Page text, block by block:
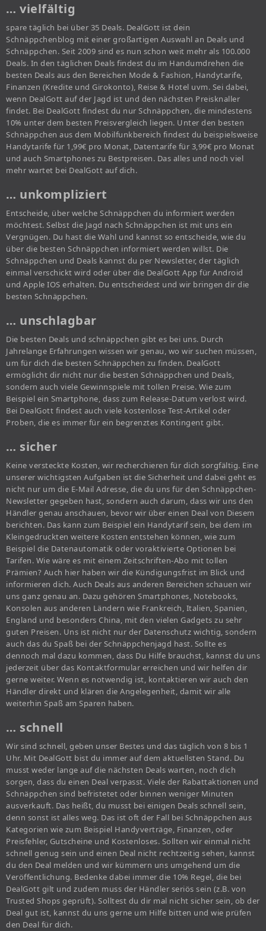
… vielfältig
spare täglich bei über 35 Deals. DealGott ist dein
Schnäppchenblog mit einer großartigen Auswahl an Deals und
Schnäppchen. Seit 2009 sind es nun schon weit mehr als 100.000
Deals. In den täglichen Deals findest du im Handumdrehen die
besten Deals aus den Bereichen Mode & Fashion, Handytarife,
Finanzen (Kredite und Girokonto), Reise & Hotel uvm. Sei dabei,
wenn DealGott auf der Jagd ist und den nächsten Preisknaller
findet. Bei DealGott findest du nur Schnäppchen, die mindestens
10% unter dem besten Preisvergleich liegen. Unter den besten
Schnäppchen aus dem Mobilfunkbereich findest du beispielsweise
Handytarife für 1,99€ pro Monat, Datentarife für 3,99€ pro Monat
und auch Smartphones zu Bestpreisen. Das alles und noch viel
mehr wartet bei DealGott auf dich.
… unkompliziert
Entscheide, über welche Schnäppchen du informiert werden
möchtest. Selbst die Jagd nach Schnäppchen ist mit uns ein
Vergnügen. Du hast die Wahl und kannst so entscheide, wie du
über die besten Schnäppchen informiert werden willst. Die
Schnäppchen und Deals kannst du per Newsletter, der täglich
einmal verschickt wird oder über die DealGott App für Android
und Apple IOS erhalten. Du entscheidest und wir bringen dir die
besten Schnäppchen.
… unschlagbar
Die besten Deals und schnäppchen gibt es bei uns. Durch
Jahrelange Erfahrungen wissen wir genau, wo wir suchen müssen,
um für dich die besten Schnäppchen zu finden. DealGott
ermöglicht dir nicht nur die besten Schnäppchen und Deals,
sondern auch viele Gewinnspiele mit tollen Preise. Wie zum
Beispiel ein Smartphone, dass zum Release-Datum verlost wird.
Bei DealGott findest auch viele kostenlose Test-Artikel oder
Proben, die es immer für ein begrenztes Kontingent gibt.
… sicher
Keine versteckte Kosten, wir recherchieren für dich sorgfältig. Eine
unserer wichtigsten Aufgaben ist die Sicherheit und dabei geht es
nicht nur um die E-Mail Adresse, die du uns für den Schnäppchen-
Newsletter gegeben hast, sondern auch darum, dass wir uns den
Händler genau anschauen, bevor wir über einen Deal von Diesem
berichten. Das kann zum Beispiel ein Handytarif sein, bei dem im
Kleingedruckten weitere Kosten entstehen können, wie zum
Beispiel die Datenautomatik oder voraktivierte Optionen bei
Tarifen. Wie wäre es mit einem Zeitschriften-Abo mit tollen
Prämien? Auch hier haben wir die Kündigungsfrist im Blick und
informieren dich. Auch Deals aus anderen Bereichen schauen wir
uns ganz genau an. Dazu gehören Smartphones, Notebooks,
Konsolen aus anderen Ländern wie Frankreich, Italien, Spanien,
England und besonders China, mit den vielen Gadgets zu sehr
guten Preisen. Uns ist nicht nur der Datenschutz wichtig, sondern
auch das du Spaß bei der Schnäppchenjagd hast. Sollte es
dennoch mal dazu kommen, dass Du Hilfe brauchst, kannst du uns
jederzeit über das Kontaktformular erreichen und wir helfen dir
gerne weiter. Wenn es notwendig ist, kontaktieren wir auch den
Händler direkt und klären die Angelegenheit, damit wir alle
weiterhin Spaß am Sparen haben.
… schnell
Wir sind schnell, geben unser Bestes und das täglich von 8 bis 1
Uhr. Mit DealGott bist du immer auf dem aktuellsten Stand. Du
musst weder lange auf die nächsten Deals warten, noch dich
sorgen, dass du einen Deal verpasst. Viele der Rabattaktionen und
Schnäppchen sind befristetet oder binnen weniger Minuten
ausverkauft. Das heißt, du musst bei einigen Deals schnell sein,
denn sonst ist alles weg. Das ist oft der Fall bei Schnäppchen aus
Kategorien wie zum Beispiel Handyverträge, Finanzen, oder
Preisfehler, Gutscheine und Kostenloses. Sollten wir einmal nicht
schnell genug sein und einen Deal nicht rechtzeitig sehen, kannst
du den Deal melden und wir kümmern uns umgehend um die
Veröffentlichung. Bedenke dabei immer die 10% Regel, die bei
DealGott gilt und zudem muss der Händler seriös sein (z.B. von
Trusted Shops geprüft). Solltest du dir mal nicht sicher sein, ob der
Deal gut ist, kannst du uns gerne um Hilfe bitten und wie prüfen
den Deal für dich.